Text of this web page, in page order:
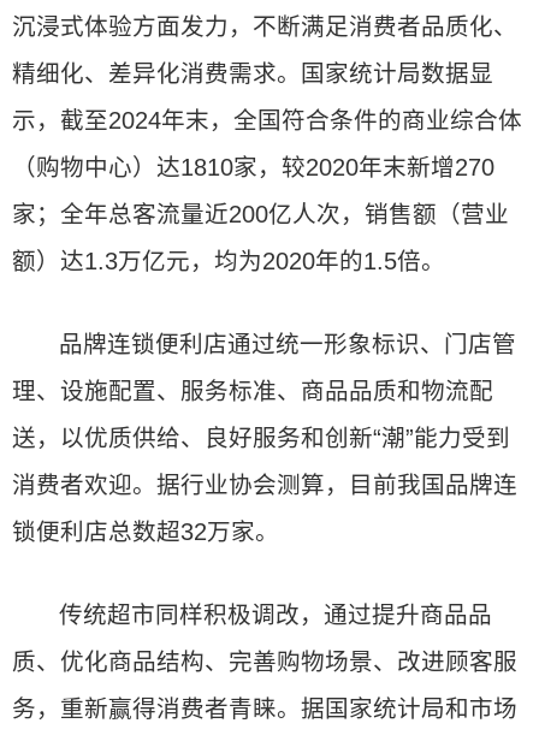
沉浸式体验方面发力，不断满足消费者品质化、
精细化、差异化消费需求。国家统计局数据显
示，截至2024年末，全国符合条件的商业综合体
（购物中心）达1810家，较2020年末新增270
家；全年总客流量近200亿人次，销售额（营业
额）达1.3万亿元，均为2020年的1.5倍。
品牌连锁便利店通过统一形象标识、门店管
理、设施配置、服务标准、商品品质和物流配
送，以优质供给、良好服务和创新“潮”能力受到
消费者欢迎。据行业协会测算，目前我国品牌连
锁便利店总数超32万家。
传统超市同样积极调改，通过提升商品品
质、优化商品结构、完善购物场景、改进顾客服
务，重新赢得消费者青睐。据国家统计局和市场